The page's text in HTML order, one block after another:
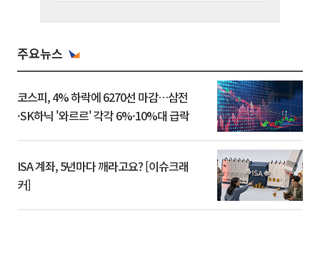
주요뉴스
코스피, 4% 하락에 6270선 마감…삼전
·SK하닉 '와르르' 각각 6%·10%대 급락
ISA 계좌, 5년마다 깨라고요? [이슈크래
커]